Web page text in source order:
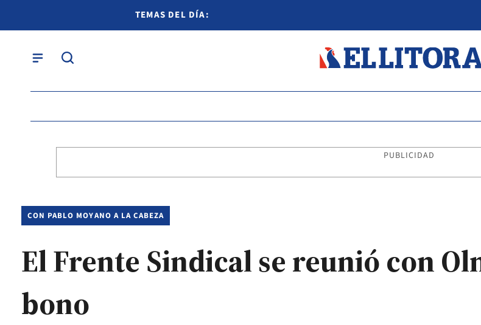
TEMAS DEL DÍA:
PUBLICIDAD
CON PABLO MOYANO A LA CABEZA
El Frente Sindical se reunió con
bono